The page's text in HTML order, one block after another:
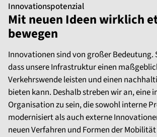
Innovationspotenzial
Mit neuen Ideen wirklich
bewegen
Innovationen sind von großer Bedeutung.
dass unsere Infrastruktur einen
Verkehrswende leisten und einen
bieten kann. Deshalb streben wir an, eine
Organisation zu sein, die sowohl interne
modernisiert als auch externe
neuen Verfahren und Formen der